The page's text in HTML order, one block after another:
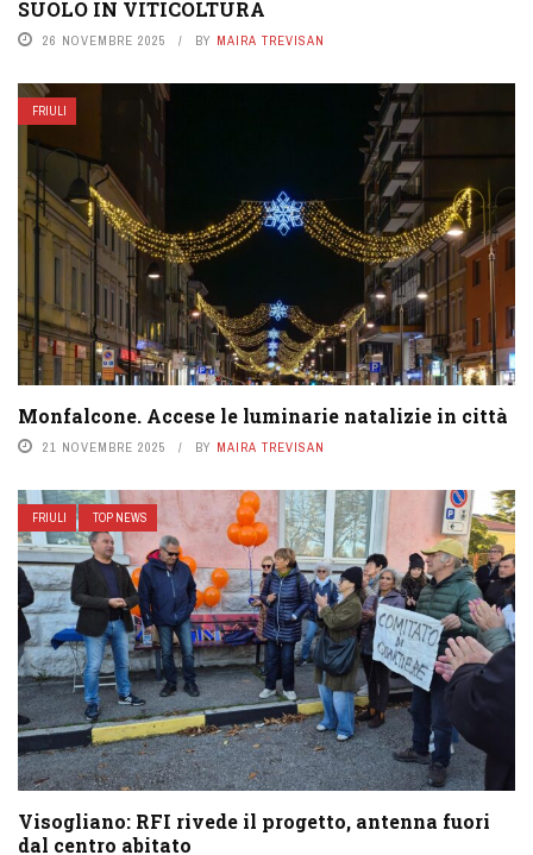
SUOLO IN VITICOLTURA
26 NOVEMBRE 2025 BY MAIRA TREVISAN
FRIULI
Monfalcone. Accese le luminarie natalizie in città
21 NOVEMBRE 2025 BY MAIRA TREVISAN
FRIULI TOP NEWS
Visogliano: RFI rivede il progetto, antenna fuori
dal centro abitato